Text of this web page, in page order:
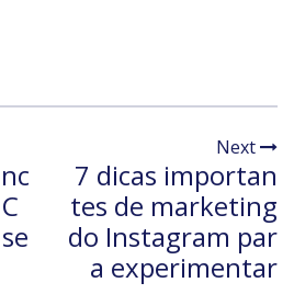
Next
7 dicas importan
tes de marketing
do Instagram par
a experimentar